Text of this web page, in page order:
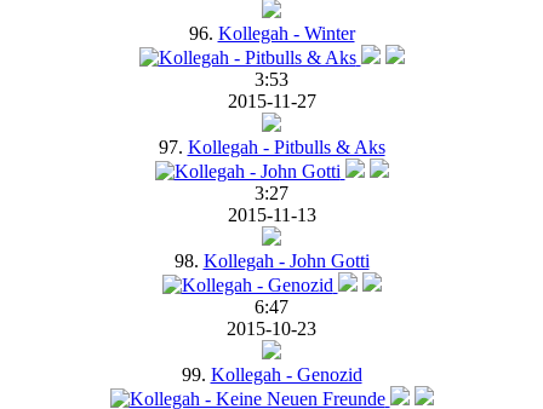
96. Kollegah - Winter
3:53
2015-11-27
97. Kollegah - Pitbulls & Aks
3:27
2015-11-13
98. Kollegah - John Gotti
6:47
2015-10-23
99. Kollegah - Genozid